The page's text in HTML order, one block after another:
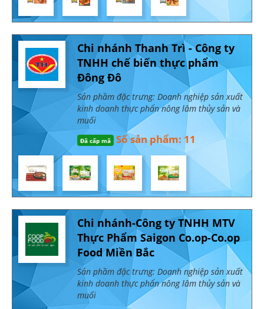
Chi nhánh Thanh Trì - Công ty
TNHH chế biến thực phẩm
Đông Đô
Sản phầm đặc trưng: Doanh nghiệp sản xuất
kinh doanh thực phẩn nông lâm thủy sản và
muối
Đã cấp mã Số sản phẩm: 11
Chi nhánh-Công ty TNHH MTV
Thực Phẩm Saigon Co.op-Co.op
Food Miền Bắc
Sản phầm đặc trưng: Doanh nghiệp sản xuất
kinh doanh thực phẩn nông lâm thủy sản và
muối